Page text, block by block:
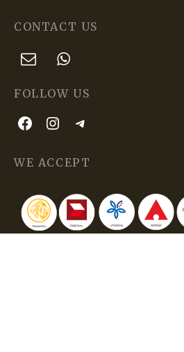
CONTACT US
FOLLOW US
WE ACCEPT